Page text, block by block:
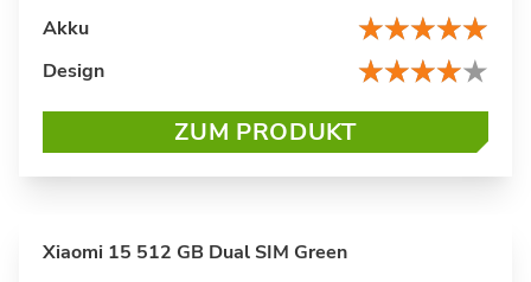
Akku
Design
ZUM PRODUKT
Xiaomi 15 512 GB Dual SIM Green